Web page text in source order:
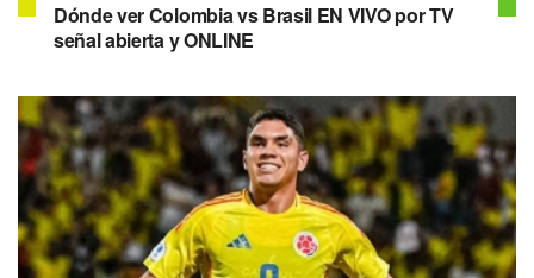
Dónde ver Colombia vs Brasil EN VIVO por TV
señal abierta y ONLINE